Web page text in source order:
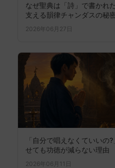
なぜ聖典は「詩」で書か
支える韻律チャンダスの秘
2026年06月27日
「自分で唱えなくていい
せても功徳が減らない理由
2026年06月11日